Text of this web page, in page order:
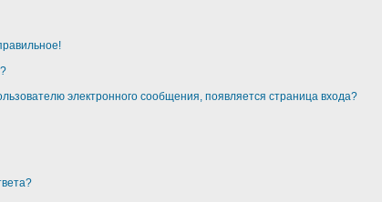
электронного сообщения, появляется страница входа?